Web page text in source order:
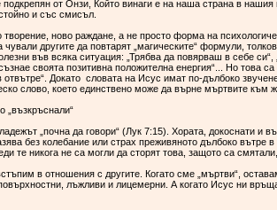
подкрепян от Онзи, Който винаги е на наша страна в
и със смисъл.
творение, ново раждане, а не просто форма на
чували другите да повтарят „магическите“ формули,
във всяка ситуация: „Трябва да повярваш в себе
своята позитивна положителна енергия“... Но това
Докато словата на Исус имат по-дълбоко
слово, което единствено може да върне мъртвите към
„възкръснали“
„почна да говори“ (Лук 7:15). Хората, докоснати и
без колебание или страх преживяното дълбоко вътре в
те никога не са могли да сторят това, защото са
в отношения с другите. Когато сме „мъртви“,
лъжливи и лицемерни. А когато Исус ни